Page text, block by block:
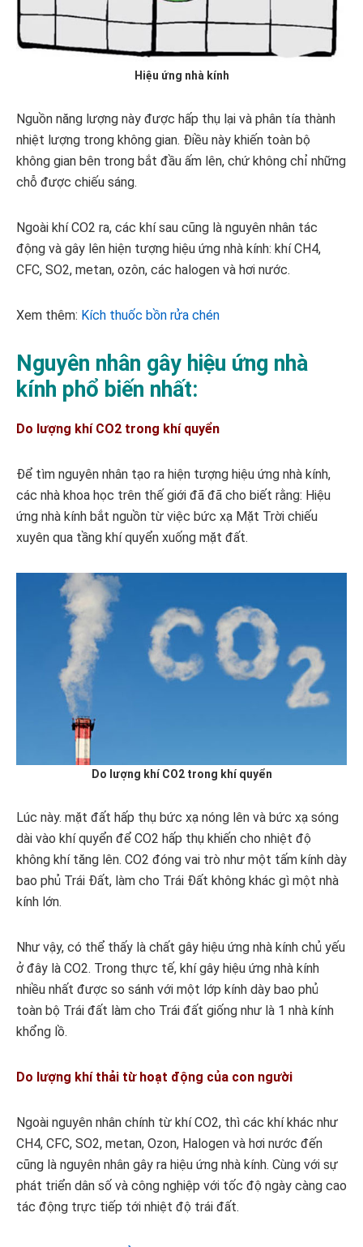
Hiệu ứng nhà kính
Nguồn năng lượng này được hấp thụ lại và phân tía thành
nhiệt lượng trong không gian. Điều này khiến toàn bộ
không gian bên trong bắt đầu ấm lên, chứ không chỉ những
chỗ được chiếu sáng.
Ngoài khí CO2 ra, các khí sau cũng là nguyên nhân tác
động và gây lên hiện tượng hiệu ứng nhà kính: khí CH4,
CFC, SO2, metan, ozôn, các halogen và hơi nước.
Xem thêm: Kích thuốc bồn rửa chén
Nguyên nhân gây hiệu ứng nhà
kính phổ biến nhất:
Do lượng khí CO2 trong khí quyển
Để tìm nguyên nhân tạo ra hiện tượng hiệu ứng nhà kính,
các nhà khoa học trên thế giới đã đã cho biết rằng: Hiệu
ứng nhà kính bắt nguồn từ việc bức xạ Mặt Trời chiếu
xuyên qua tầng khí quyển xuống mặt đất.
Do lượng khí CO2 trong khí quyển
Lúc này. mặt đất hấp thụ bức xạ nóng lên và bức xạ sóng
dài vào khí quyển để CO2 hấp thụ khiến cho nhiệt độ
không khí tăng lên. CO2 đóng vai trò như một tấm kính dày
bao phủ Trái Đất, làm cho Trái Đất không khác gì một nhà
kính lớn.
Như vậy, có thể thấy là chất gây hiệu ứng nhà kính chủ yếu
ở đây là CO2. Trong thực tế, khí gây hiệu ứng nhà kính
nhiều nhất được so sánh với một lớp kính dày bao phủ
toàn bộ Trái đất làm cho Trái đất giống như là 1 nhà kính
khổng lồ.
Do lượng khí thải từ hoạt động của con người
Ngoài nguyên nhân chính từ khí CO2, thì các khí khác như
CH4, CFC, SO2, metan, Ozon, Halogen và hơi nước đến
cũng là nguyên nhân gây ra hiệu ứng nhà kính. Cùng với sự
phát triển dân số và công nghiệp với tốc độ ngày càng cao
tác động trực tiếp tới nhiệt độ trái đất.